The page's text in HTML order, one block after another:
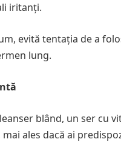
iritanți.
evită tentația de a
lung.
blând, un ser cu
ales dacă ai